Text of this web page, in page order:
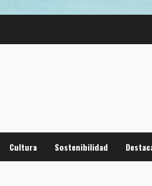
Cultura Sostenibilidad